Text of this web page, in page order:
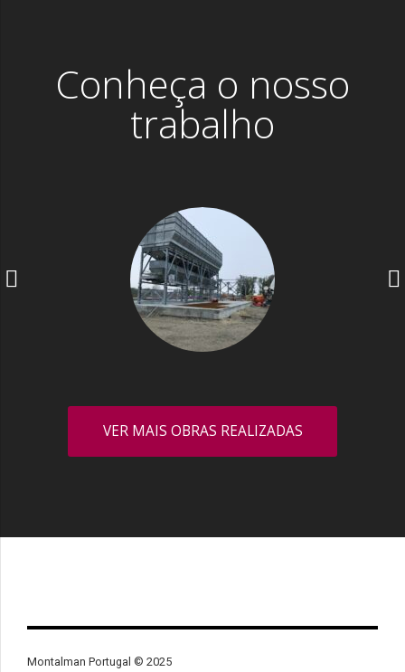
Conheça o nosso
trabalho
VER MAIS OBRAS REALIZADAS
Montalman Portugal © 2025